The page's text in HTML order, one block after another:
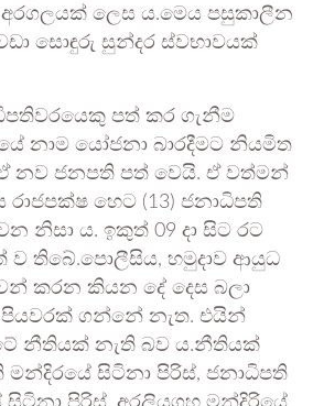
ලෙස ය.මෙය පසුකාලීන
සොඳුරු සුන්දර ස්වභාවයක්
පත් කර ගැනීම
නාම යෝජනා බාරදීමට නියමිත
ඒ නව ජනපති පත් වෙයි. ඒ වත්මන්
හෙට (13) ජනාධිපති
නිසා ය. ඉකුත් 09 දා සිට රට
ව තිබේ.පොලීසිය, හමුදාව ආයුධ
කරන කියන දේ දෙස බලා
පියවරක් ගන්නේ නැත. එයින්
නීතියක් නැති බව ය.නීතියක්
සිටිනා පිරිස්, ජනාධිපති